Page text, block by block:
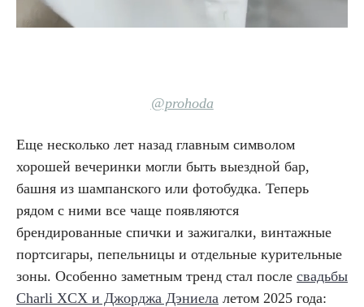
@prohoda
Еще несколько лет назад главным символом
хорошей вечеринки могли быть выездной бар,
башня из шампанского или фотобудка. Теперь
рядом с ними все чаще появляются
брендированные спички и зажигалки, винтажные
портсигары, пепельницы и отдельные курительные
зоны. Особенно заметным тренд стал после свадьбы
Charli XCX и Джорджа Дэниела летом 2025 года: